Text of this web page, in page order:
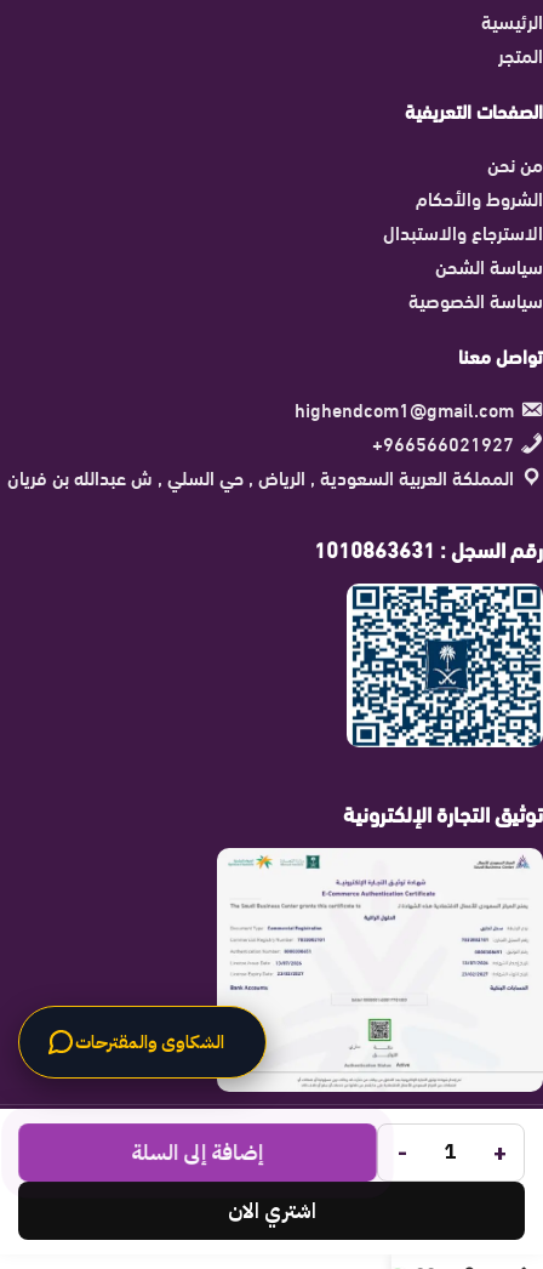
الرئيسية
المتجر
الصفحات التعريفية
من نحن
الشروط والأحكام
الاسترجاع والاستبدال
سياسة الشحن
سياسة الخصوصية
تواصل معنا
highendcom1@gmail.com
966566021927+
المملكة العربية السعودية , الرياض , حي السلي , ش عبدالله بن فريان
رقم السجل : 1010863631
توثيق التجارة الإلكترونية
جميع الحقوق محفوظة لـالحلول الراقية© 2025.
تم التطوير بواسطةCode Times
. +
- إضافة إلى السلة
اشتري الان
الشكاوى والمقترحات